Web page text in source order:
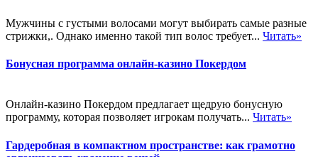
Мужчины с густыми волосами могут выбирать самые разные
стрижки,. Однако именно такой тип волос требует... Читать»
Бонусная программа онлайн-казино Покердом
Онлайн-казино Покердом предлагает щедрую бонусную
программу, которая позволяет игрокам получать... Читать»
Гардеробная в компактном пространстве: как грамотно